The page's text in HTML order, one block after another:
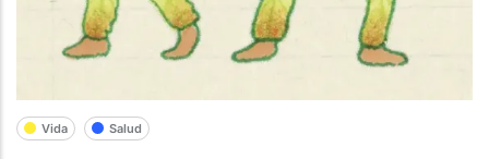
Vida Salud